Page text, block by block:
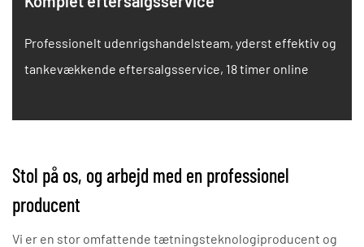
Professionelt udenrigshandelsteam, yderst effektiv og
tankevækkende eftersalgsservice, 18 timer online
Stol på os, og arbejd med en professionel
producent
Vi er en stor omfattende tætningsteknologiproducent og